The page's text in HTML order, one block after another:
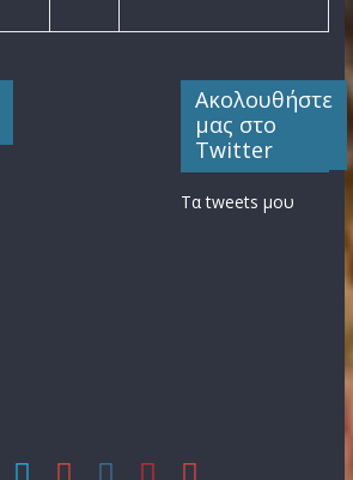
Ακολουθήστε
μας στο
Twitter
Τα tweets μου